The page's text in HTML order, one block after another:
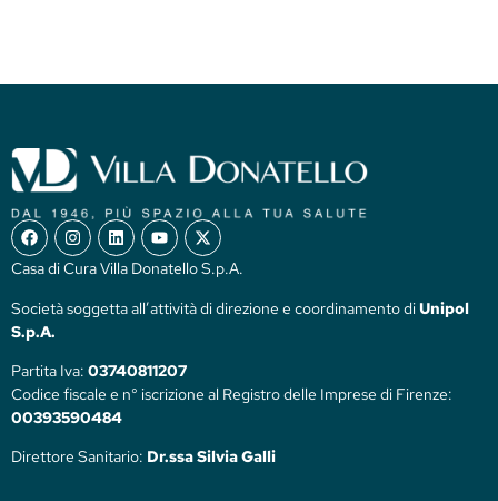
Casa di Cura Villa Donatello S.p.A.
Società soggetta all’attività di direzione e coordinamento diUnipol
S.p.A.
Partita Iva: 03740811207
Codice fiscale e n° iscrizione al Registro delle Imprese di Firenze:
00393590484
Direttore Sanitario: Dr.ssa Silvia Galli